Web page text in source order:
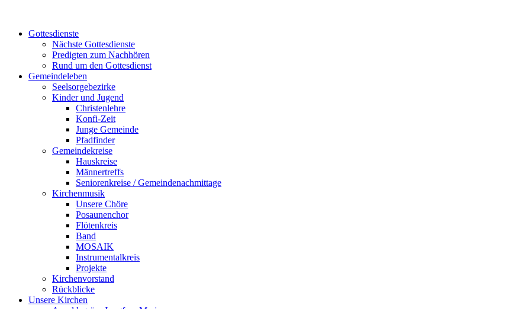
Gottesdienste
Nächste Gottesdienste
Predigten zum Nachhören
Rund um den Gottesdienst
Gemeindeleben
Seelsorgebezirke
Kinder und Jugend
Christenlehre
Konfi-Zeit
Junge Gemeinde
Pfadfinder
Gemeindekreise
Hauskreise
Männertreffs
Seniorenkreise / Gemeindenachmittage
Kirchenmusik
Unsere Chöre
Posaunenchor
Flötenkreis
Band
MOSAIK
Instrumentalkreis
Projekte
Kirchenvorstand
Rückblicke
Unsere Kirchen